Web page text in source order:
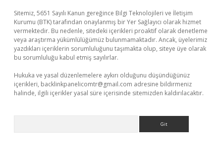
Sitemiz, 5651 Sayılı Kanun gereğince Bilgi Teknolojileri ve İletişim
Kurumu (BTK) tarafından onaylanmış bir Yer Sağlayıcı olarak hizmet
vermektedir. Bu nedenle, sitedeki içerikleri proaktif olarak denetleme
veya araştırma yükümlülüğümüz bulunmamaktadır. Ancak, üyelerimiz
yazdıkları içeriklerin sorumluluğunu taşımakta olup, siteye üye olarak
bu sorumluluğu kabul etmiş sayılırlar.
Hukuka ve yasal düzenlemelere aykırı olduğunu düşündüğünüz
içerikleri, backlinkpanelicomtr@gmail.com adresine bildirmeniz
halinde, ilgili içerikler yasal süre içerisinde sitemizden kaldırılacaktır.